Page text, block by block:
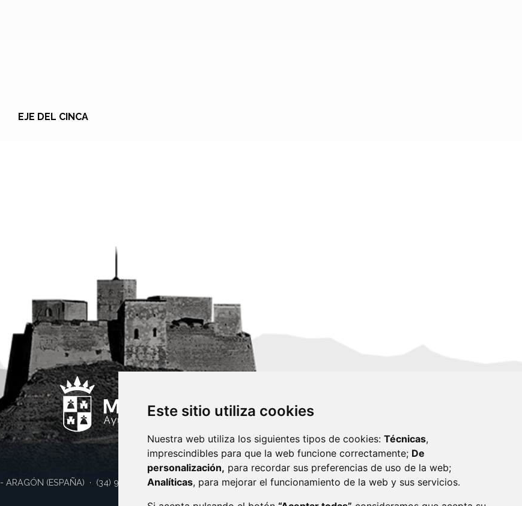
Este sitio utiliza cookies
Nuestra web utiliza los siguientes tipos de cookies: Técnicas,
imprescindibles para que la web funcione correctamente; De
personalización, para recordar sus preferencias de uso de la web;
Analíticas, para mejorar el funcionamiento de la web y sus servicios.
EJE DEL CINCA
- ARAGÓN (ESPAÑA) · (34) 974 400 700 ·sac@monzon.es monzon.es